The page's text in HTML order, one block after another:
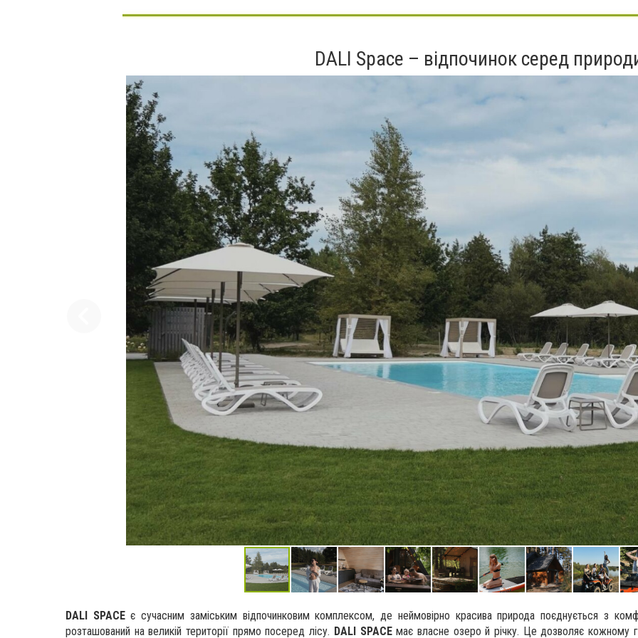
DALI Space – відпочинок серед
DALI SPACEє сучасним заміським відпочинковим комплексом, де неймовірно красива природа поєднується з
розташований на великій території прямо посеред лісу. DALI SPACEмає власне озеро й річку. Це дозволяє кожному